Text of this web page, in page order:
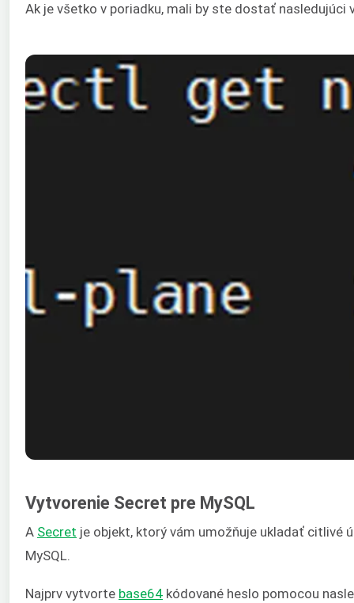
Ak je všetko v poriadku, mali by ste dostať nasledujúci
Vytvorenie Secret pre MySQL
A Secret je objekt, ktorý vám umožňuje ukladať citlivé
MySQL.
Najprv vytvorte base64 kódované heslo pomocou